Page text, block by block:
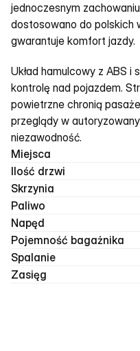
jednoczesnym
dostosowano do polskich
gwarantuje komfort jazdy.
Układ hamulcowy z ABS i
kontrolę nad pojazdem.
powietrzne chronią
przeglądy w
niezawodność.
Miejsca
Ilość drzwi
Skrzynia
Paliwo
Napęd
Pojemność bagażnika
Spalanie
Zasięg